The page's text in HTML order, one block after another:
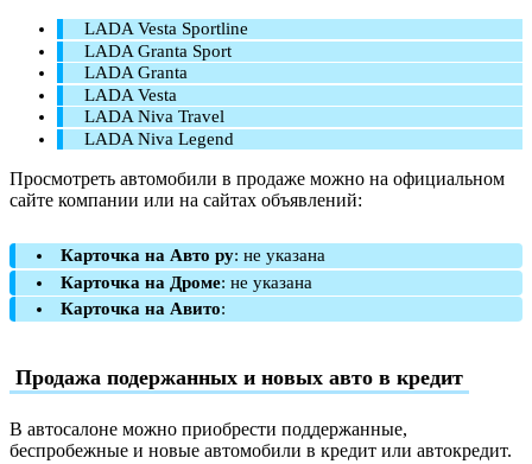
LADA Vesta Sportline
LADA Granta Sport
LADA Granta
LADA Vesta
LADA Niva Travel
LADA Niva Legend
Просмотреть автомобили в продаже можно на официальном
сайте компании или на сайтах объявлений:
Карточка на Авто ру: не указана
Карточка на Дроме: не указана
Карточка на Авито:
Продажа подержанных и новых авто в кредит
В автосалоне можно приобрести поддержанные,
беспробежные и новые автомобили в кредит или автокредит.